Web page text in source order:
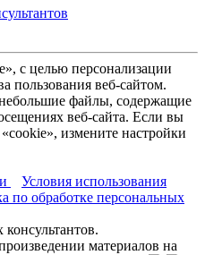
с целью персонализации
пользования веб-сайтом.
файлы, содержащие
веб-сайта. Если вы
измените настройки
Условия использования
по обработке персональных
материалов на